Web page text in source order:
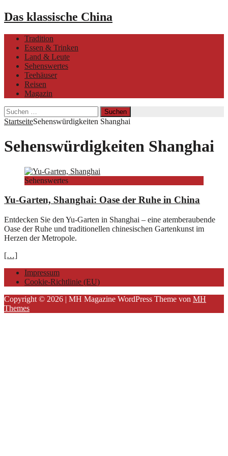
Das klassische China
Tradition
Essen & Trinken
Land & Leute
Sehenswertes
Teehäuser
Reisen
Magazin
Suchen
nach:
StartseiteSehenswürdigkeiten Shanghai
Sehenswürdigkeiten Shanghai
Sehenswertes
Yu-Garten, Shanghai: Oase der Ruhe in China
Entdecken Sie den Yu-Garten in Shanghai – eine atemberaubende
Oase der Ruhe und traditionellen chinesischen Gartenkunst im
Herzen der Metropole.
[…]
Impressum
Cookie-Richtlinie (EU)
Copyright © 2026 | MH Magazine WordPress Theme von MH
Themes